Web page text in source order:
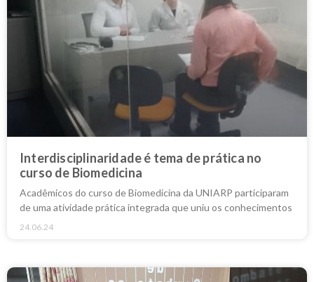
Interdisciplinaridade é tema de prática no
curso de Biomedicina
Acadêmicos do curso de Biomedicina da UNIARP participaram
de uma atividade prática integrada que uniu os conhecimentos
24.06.24